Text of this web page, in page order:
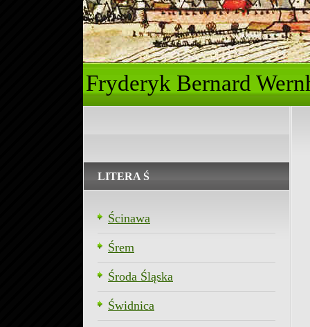
Fryderyk
LITERA Ś
Ścinawa
Śrem
Środa Śląska
Świdnica